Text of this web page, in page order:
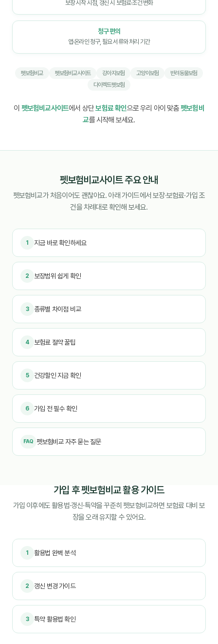
보장 시작 시점, 갱신 시 보험료·조건 변화
청구 편의
앱·온라인 청구, 필요 서류와 처리 기간
펫보험비교 펫보험비교사이트 강아지보험 고양이보험
반려동물보험
다이렉트펫보험
이 펫보험비교사이트에서 상단보험료 확인으로 우리 아이 맞춤펫보험비
교를 시작해 보세요.
펫보험비교사이트 주요 안내
펫보험비교가 처음이어도 괜찮아요. 아래 가이드에서 보장·보험료·가입 조
건을 차례대로 확인해 보세요.
1 지금 바로 확인하세요
2 보장범위 쉽게 확인
3 종류별 차이점 비교
4 보험료 절약 꿀팁
5 건강할인 지금 확인
6 가입 전 필수 확인
FAQ 펫보험비교 자주 묻는 질문
가입 후 펫보험비교 활용 가이드
가입 이후에도 활용법·갱신·특약을 꾸준히 펫보험비교하면 보험료 대비 보
장을 오래 유지할 수 있어요.
1 활용법 완벽 분석
2 갱신 변경 가이드
3 특약 활용법 확인